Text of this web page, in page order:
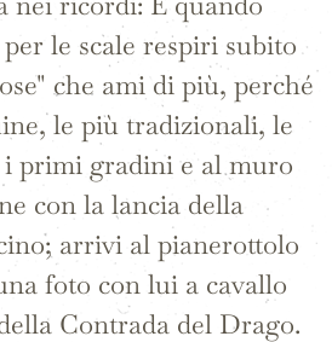
le scale respiri subito
che ami di più, perché
le più tradizionali, le
i primi gradini e al muro
con la lancia della
arrivi al pianerottolo
foto con lui a cavallo
Contrada del Drago.